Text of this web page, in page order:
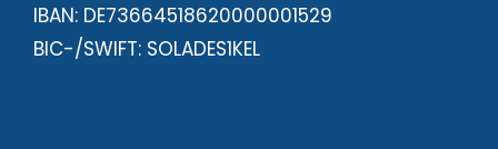
IBAN: DE73664518620000001529
BIC-/SWIFT: SOLADES1KEL